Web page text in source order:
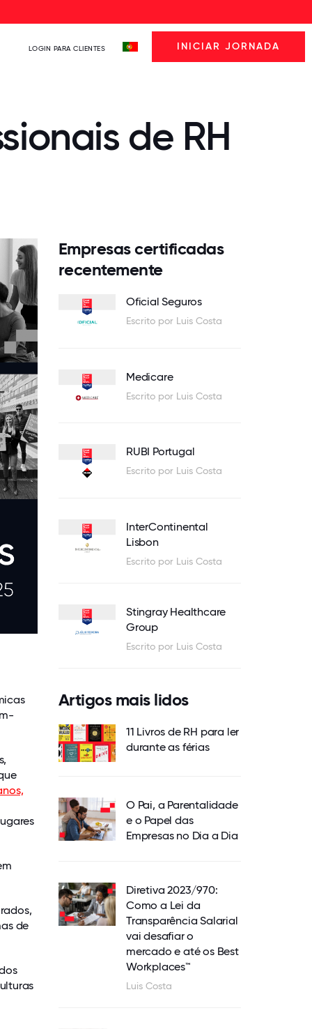
LOGIN PARA CLIENTES INICIAR JORNADA
de RH
de
Empresas certificadas
recentemente
Oficial Seguros
Escrito por Luis Costa
Medicare
Escrito por Luis Costa
RUBI Portugal
Escrito por Luis Costa
InterContinental
Lisbon
Escrito por Luis Costa
Stingray Healthcare
Group
Escrito por Luis Costa
Artigos mais lidos
11 Livros de RH para ler
durante as férias
O Pai, a Parentalidade
e o Papel das
Empresas no Dia a Dia
Diretiva 2023/970:
Como a Lei da
Transparência Salarial
vai desafiar o
mercado e até os Best
Workplaces™
Luis Costa